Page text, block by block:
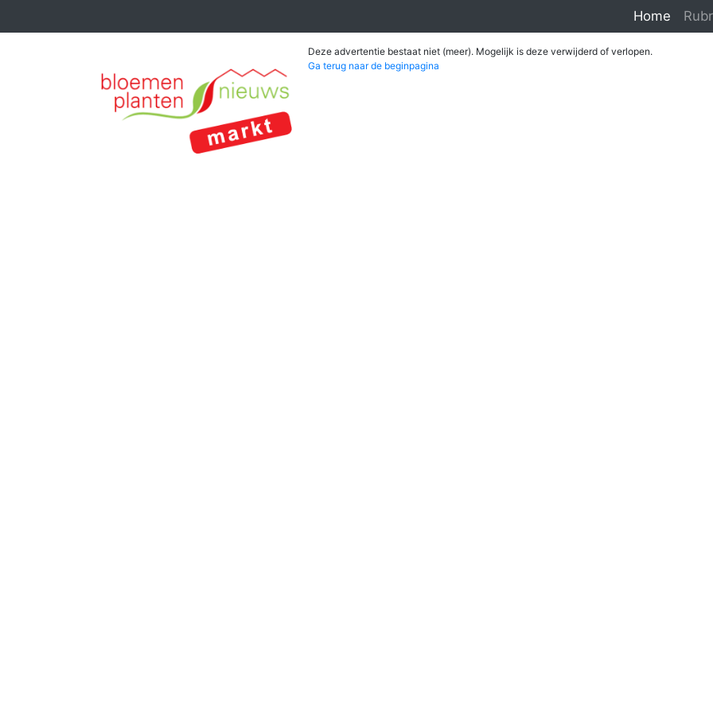
Home
Deze advertentie bestaat niet (meer). Mogelijk is deze verwijderd of verlopen.
Ga terug naar de beginpagina